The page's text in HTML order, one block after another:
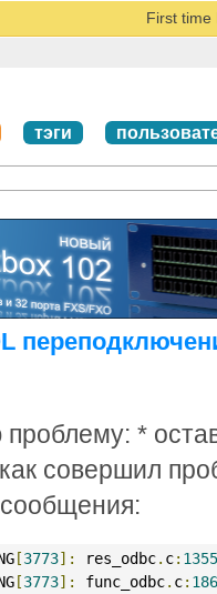
First time
тэги
*
совершил
[3773]: res_odbc. c: 1355
[3773]: func_odbc. c: 186